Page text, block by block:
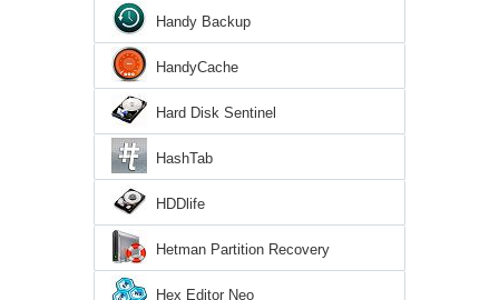
Handy Backup
HandyCache
Hard Disk Sentinel
HashTab
HDDlife
Hetman Partition Recovery
Hex Editor Neo